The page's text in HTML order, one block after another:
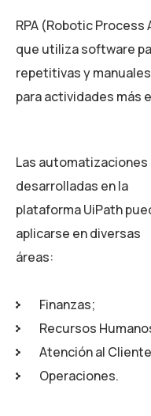
RPA (Robotic
que utiliza software
repetitivas y
para actividades más
Las automatizaciones
desarrolladas en la
plataforma UiPath
aplicarse en diversas
áreas:
Finanzas;
Recursos
Atención al
Operaciones.